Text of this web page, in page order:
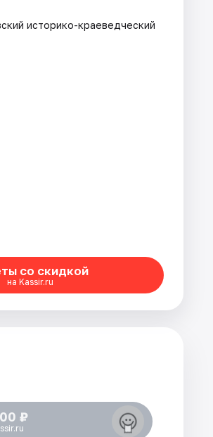
историко-краеведческий
со скидкой
на Kassir.ru
₽